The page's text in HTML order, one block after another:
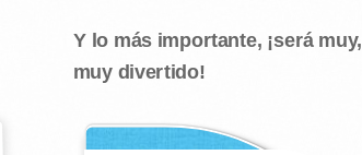
Y lo más importante, ¡será muy,
muy divertido!